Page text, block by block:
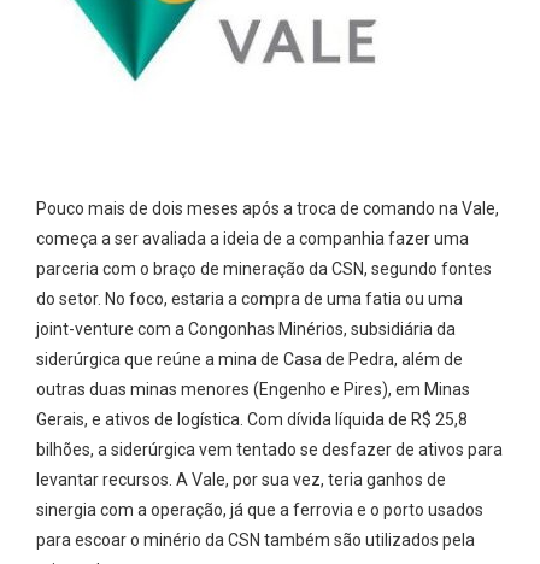
Pouco mais de dois meses após a troca de comando na Vale,
começa a ser avaliada a ideia de a companhia fazer uma
parceria com o braço de mineração da CSN, segundo fontes
do setor. No foco, estaria a compra de uma fatia ou uma
joint-venture com a Congonhas Minérios, subsidiária da
siderúrgica que reúne a mina de Casa de Pedra, além de
outras duas minas menores (Engenho e Pires), em Minas
Gerais, e ativos de logística. Com dívida líquida de R$ 25,8
bilhões, a siderúrgica vem tentado se desfazer de ativos para
levantar recursos. A Vale, por sua vez, teria ganhos de
sinergia com a operação, já que a ferrovia e o porto usados
para escoar o minério da CSN também são utilizados pela